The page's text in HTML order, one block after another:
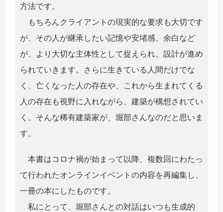
方法です。
もちろんクライアントの現実的な要求も大切です
が、その人が継承したい記憶や安堵感、余白など
が、より大切な主体性として捉えられ、設計が進め
られていきます。さらに生きている人間だけでな
く、亡くなった人の存在や、これから生まれてくる
人の存在も視野に入れながら、建築が構想されてい
く。そんな稀有建築家が、堀部さんなのだと思いま
す。
本書はコロナ禍が始まって以降、複数回にわたっ
て行われたオンラインイベントの内容を再編集し、
一冊の本にしたものです。
私にとって、堀部さんとの対話はいつも生成的